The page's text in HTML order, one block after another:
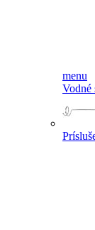
menu
Vodné